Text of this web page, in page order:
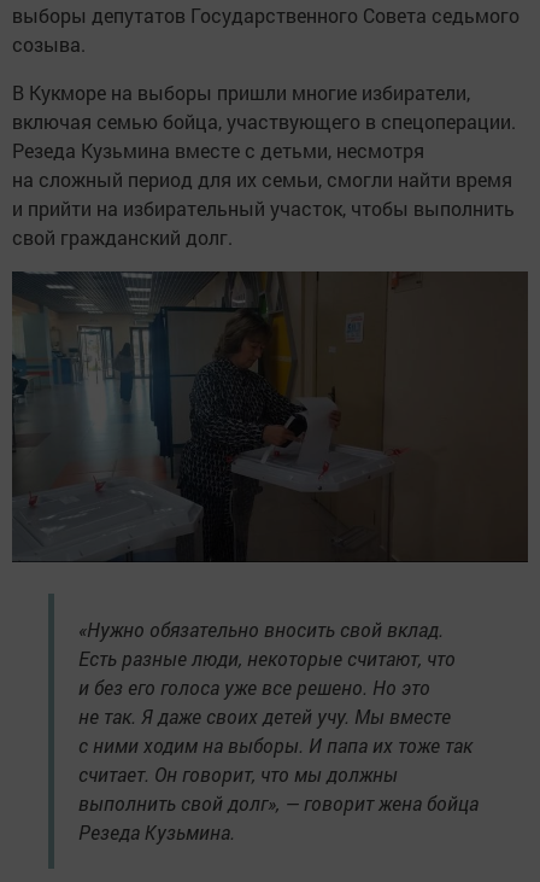
выборы депутатов Государственного Совета седьмого
созыва.
В Кукморе на выборы пришли многие избиратели,
включая семью бойца, участвующего в спецоперации.
Резеда Кузьмина вместе с детьми, несмотря
на сложный период для их семьи, смогли найти время
и прийти на избирательный участок, чтобы выполнить
свой гражданский долг.
«Нужно обязательно вносить свой вклад.
Есть разные люди, некоторые считают, что
и без его голоса уже все решено. Но это
не так. Я даже своих детей учу. Мы вместе
с ними ходим на выборы. И папа их тоже так
считает. Он говорит, что мы должны
выполнить свой долг», — говорит жена бойца
Резеда Кузьмина.